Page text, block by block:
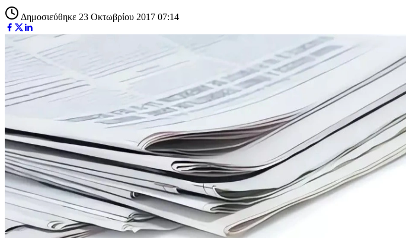
Δημοσιεύθηκε 23 Οκτωβρίου 2017 07:14